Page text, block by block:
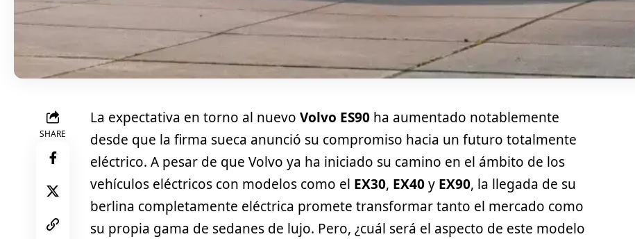
SHARE
La expectativa en torno al nuevo Volvo ES90 ha aumentado notablemente
desde que la firma sueca anunció su compromiso hacia un futuro totalmente
eléctrico. A pesar de que Volvo ya ha iniciado su camino en el ámbito de los
vehículos eléctricos con modelos como el EX30, EX40y EX90, la llegada de su
berlina completamente eléctrica promete transformar tanto el mercado como
su propia gama de sedanes de lujo. Pero, ¿cuál será el aspecto de este modelo